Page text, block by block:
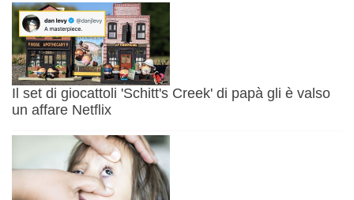
Il set di giocattoli 'Schitt's Creek' di papà gli è valso
un affare Netflix